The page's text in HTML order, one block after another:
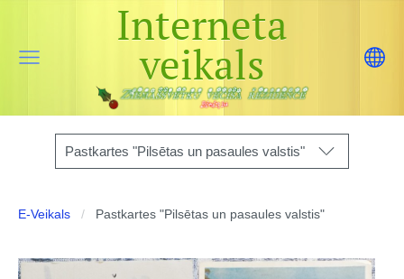
Interneta
veikals
Pastkartes "Pilsētas un pasaules valstis"
E-Veikals Pastkartes "Pilsētas un pasaules valstis"